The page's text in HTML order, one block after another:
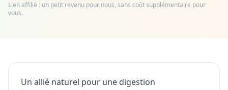
Lien affilié : un petit revenu pour nous, sans coût supplémentaire pour
vous.
Un allié naturel pour une digestion